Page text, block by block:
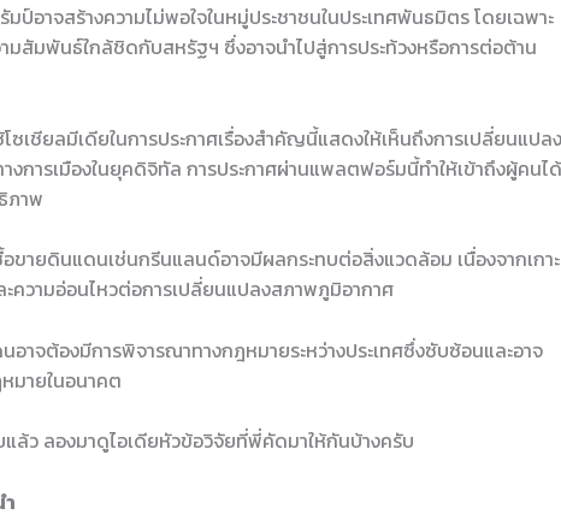
มป์อาจสร้างความไม่พอใจในหมู่ประชาชนในประเทศพันธมิตร โดยเฉพาะ
มสัมพันธ์ใกล้ชิดกับสหรัฐฯ ซึ่งอาจนำไปสู่การประท้วงหรือการต่อต้าน
โซเชียลมีเดียในการประกาศเรื่องสำคัญนี้แสดงให้เห็นถึงการเปลี่ยนแปลง
งการเมืองในยุคดิจิทัล การประกาศผ่านแพลตฟอร์มนี้ทำให้เข้าถึงผู้คนได้
ภาพ
ขายดินแดนเช่นกรีนแลนด์อาจมีผลกระทบต่อสิ่งแวดล้อม เนื่องจากเกาะ
ความอ่อนไหวต่อการเปลี่ยนแปลงสภาพภูมิอากาศ
าจต้องมีการพิจารณาทางกฎหมายระหว่างประเทศซึ่งซับซ้อนและอาจ
มายในอนาคต
แล้ว ลองมาดูไอเดียหัวข้อวิจัยที่พี่คัดมาให้กันบ้างครับ